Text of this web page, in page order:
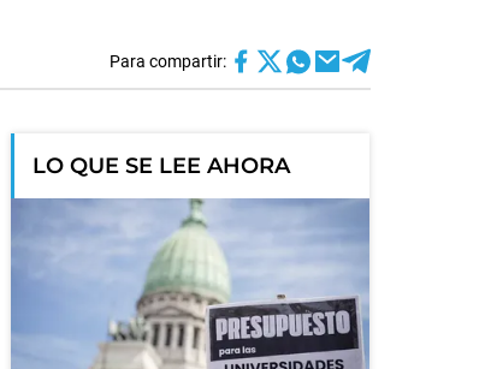
Para compartir:
LO QUE SE LEE AHORA